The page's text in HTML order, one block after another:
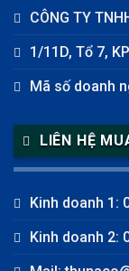
CÔNG TY
1/11D, Tổ 7,
Mã số doanh
LIÊN HỆ
Kinh doanh 1:
Kinh doanh 2: